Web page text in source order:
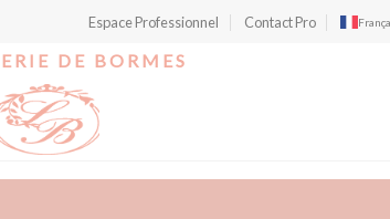
Espace Professionnel Contact Pro
DE BORMES